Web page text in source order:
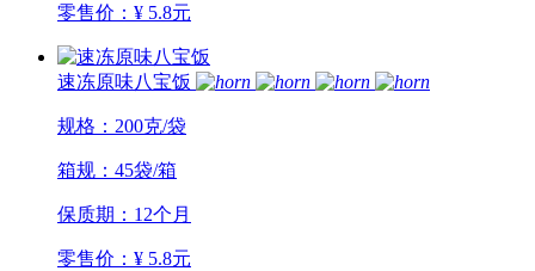
零售价：¥ 5.8元
速冻原味八宝饭
规格：200克/袋
箱规：45袋/箱
保质期：12个月
零售价：¥ 5.8元